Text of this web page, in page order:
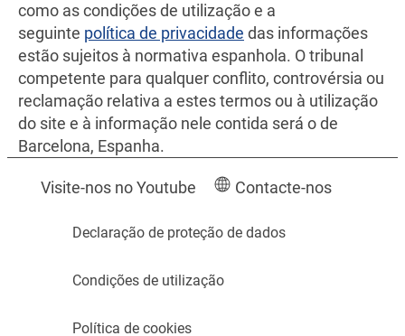
como as condições de utilização e a
seguinte política de privacidade das informações
estão sujeitos à normativa espanhola. O tribunal
competente para qualquer conflito, controvérsia ou
reclamação relativa a estes termos ou à utilização
do site e à informação nele contida será o de
Barcelona, Espanha.
Visite-nos no Youtube Contacte-nos
Declaração de proteção de dados
Condições de utilização
Política de cookies